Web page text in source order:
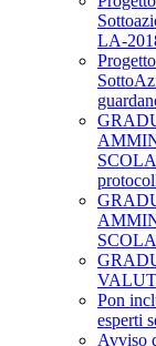
LA-
Pon
esperti
Avviso